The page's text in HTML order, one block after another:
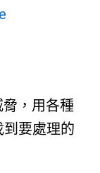
，用各種
要處理的